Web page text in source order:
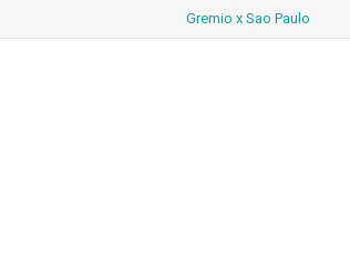
Gremio x Sao Paulo